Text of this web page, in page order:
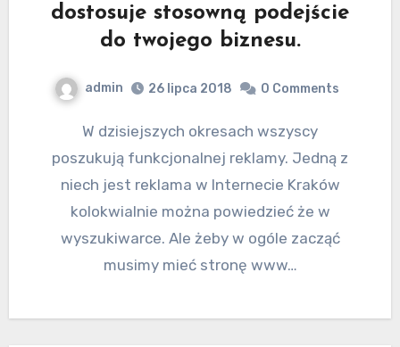
dostosuje stosowną podejście
do twojego biznesu.
admin 26 lipca 2018 0 Comments
W dzisiejszych okresach wszyscy
poszukują funkcjonalnej reklamy. Jedną z
niech jest reklama w Internecie Kraków
kolokwialnie można powiedzieć że w
wyszukiwarce. Ale żeby w ogóle zacząć
musimy mieć stronę www…